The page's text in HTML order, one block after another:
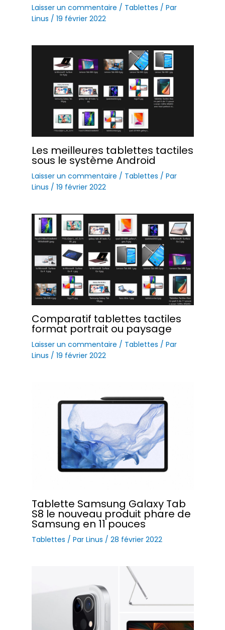
Laisser un commentaire / Tablettes / Par
Linus / 19 février 2022
Les meilleures tablettes tactiles
sous le système Android
Laisser un commentaire / Tablettes / Par
Linus / 19 février 2022
Comparatif tablettes tactiles
format portrait ou paysage
Laisser un commentaire / Tablettes / Par
Linus / 19 février 2022
Tablette Samsung Galaxy Tab
S8 le nouveau produit phare de
Samsung en 11 pouces
Tablettes / Par Linus / 28 février 2022